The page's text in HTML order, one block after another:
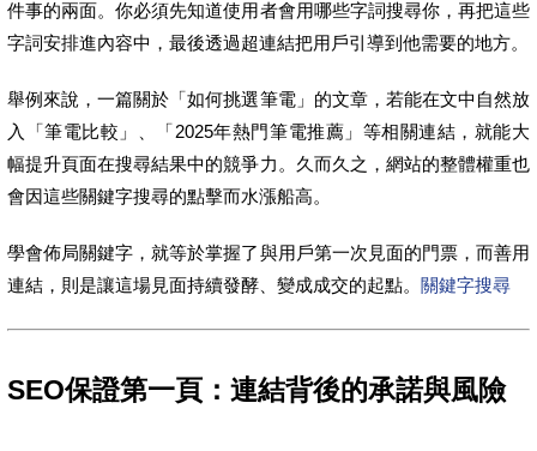
件事的兩面。你必須先知道使用者會用哪些字詞搜尋你，再把這些
字詞安排進內容中，最後透過超連結把用戶引導到他需要的地方。
舉例來說，一篇關於「如何挑選筆電」的文章，若能在文中自然放
入「筆電比較」、「2025年熱門筆電推薦」等相關連結，就能大
幅提升頁面在搜尋結果中的競爭力。久而久之，網站的整體權重也
會因這些關鍵字搜尋的點擊而水漲船高。
學會佈局關鍵字，就等於掌握了與用戶第一次見面的門票，而善用
連結，則是讓這場見面持續發酵、變成成交的起點。 關鍵字搜尋
SEO保證第一頁：連結背後的承諾與風險